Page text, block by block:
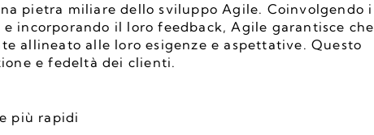
pietra miliare dello sviluppo Agile. Coinvolgendo i
incorporando il loro feedback, Agile garantisce che
allineato alle loro esigenze e aspettative. Questo
e fedeltà dei clienti.
più rapidi